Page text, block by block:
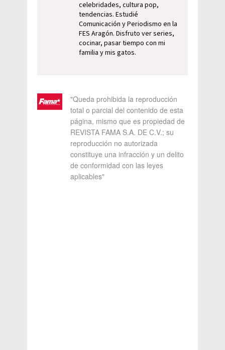
celebridades, cultura pop,
tendencias. Estudié
Comunicación y Periodismo en la
FES Aragón. Disfruto ver series,
cocinar, pasar tiempo con mi
familia y mis gatos.
"Queda prohibida la reproducción
total o parcial del contenido de esta
página, mismo que es propiedad de
REVISTA FAMA S.A. DE C.V.; su
reproducción no autorizada
constituye una infracción y un delito
de conformidad con las leyes
aplicables"